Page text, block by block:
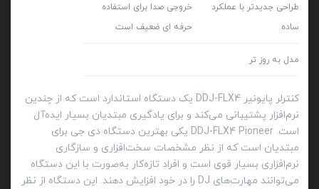
طراحی جدیدتر با عملکرد
ساده
خروجی صدا برای استفاده
حرفه ای ضعیف است
مدل به روز تر
کنترلر پایونیر DDJ-FLX4 یک دستگاه استاندارد است که از چندین
نرم‌افزار پشتیبانی می‌کند و برای یادگیری مبتدیان بسیار ایده‌آل
است. DDJ-FLX4 Pioneer یکی بهترین دستگاه دی جی برای
مبتدیان است که از نظر مشخصات سخت‌افزاری و سازگاری
نرم‌افزاری بسیار قوی است و افراد تازه‌کار به‌صورت با این دستگاه
می‌توانند مهارت‌های DJ را در خود افزایش دهند. این دستگاه از نظر